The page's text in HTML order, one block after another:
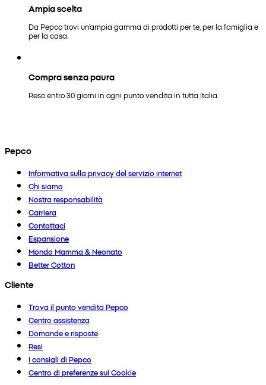
Ampia scelta
Da Pepco trovi un'ampia gamma di prodotti per te, per la famiglia e
per la casa.
Compra senza paura
Reso entro 30 giorni in ogni punto vendita in tutta Italia.
Pepco
Informativa sulla privacy del servizio internet
Chi siamo
Nostra responsabilità
Carriera
Contattaci
Espansione
Mondo Mamma & Neonato
Better Cotton
Cliente
Trova il punto vendita Pepco
Centro assistenza
Domande e risposte
Resi
I consigli di Pepco
Centro di preferenze sui Cookie